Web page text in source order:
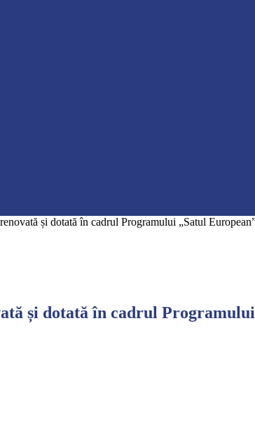
și dotată în cadrul Programului „Satul
și dotată în cadrul